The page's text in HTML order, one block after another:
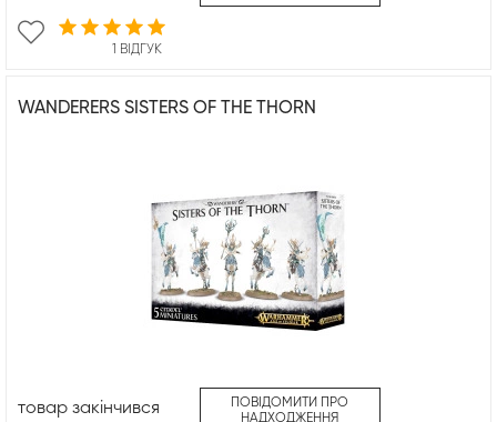
1 ВІДГУК
WANDERERS SISTERS OF THE THORN
товар закінчився
ПОВІДОМИТИ ПРО
НАДХОДЖЕННЯ